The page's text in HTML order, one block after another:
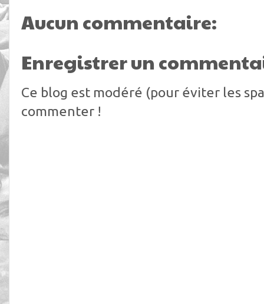
Aucun commentaire:
Enregistrer un
Ce blog est modéré (pour éviter les
commenter !